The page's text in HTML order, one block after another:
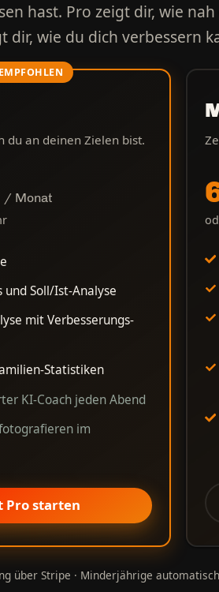
hast. Pro zeigt dir, wie
dir, wie du dich verbessern
du an deinen Zielen bist.
/ Monat
und Soll/Ist-Analyse
mit Verbesserungs-
Statistiken
KI-Coach jeden Abend
im
Pro starten
über Stripe · Minderjährige